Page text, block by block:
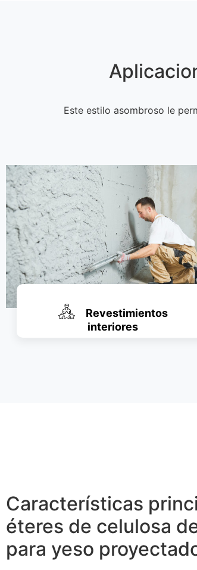
Este estilo asombroso le
Revestimientos
interiores
Características
éteres de celulosa
para yeso